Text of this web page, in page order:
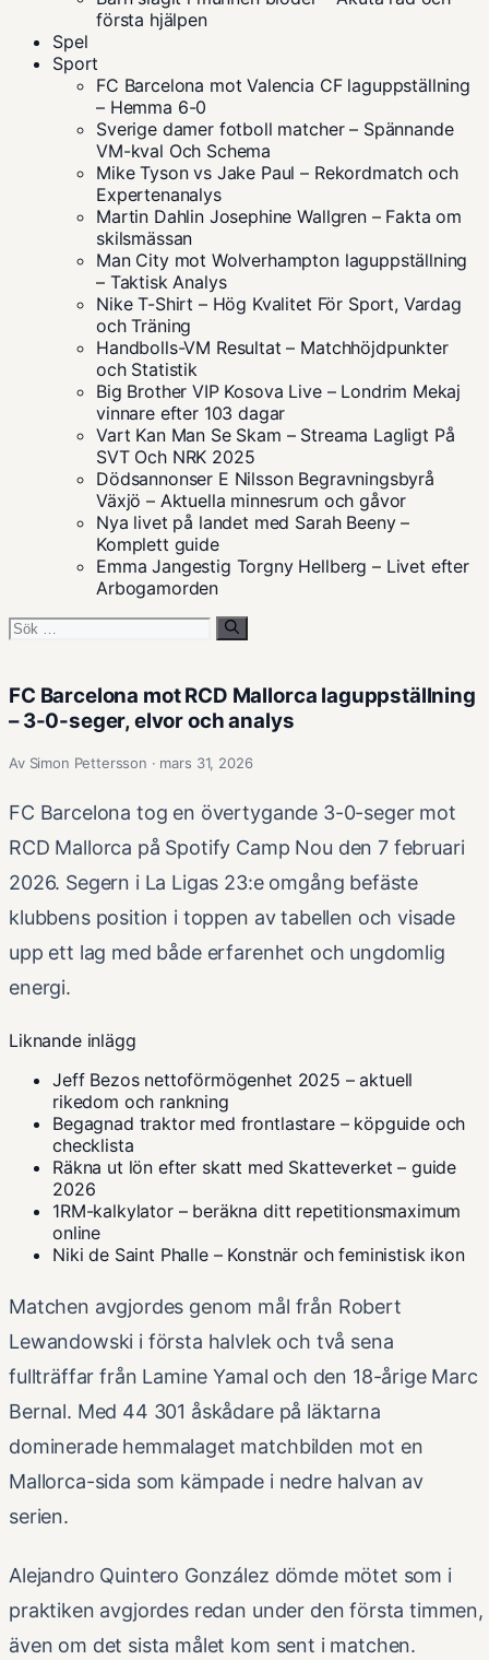
första hjälpen
Spel
Sport
FC Barcelona mot Valencia CF laguppställning
– Hemma 6-0
Sverige damer fotboll matcher – Spännande
VM-kval Och Schema
Mike Tyson vs Jake Paul – Rekordmatch och
Expertenanalys
Martin Dahlin Josephine Wallgren – Fakta om
skilsmässan
Man City mot Wolverhampton laguppställning
– Taktisk Analys
Nike T-Shirt – Hög Kvalitet För Sport, Vardag
och Träning
Handbolls-VM Resultat – Matchhöjdpunkter
och Statistik
Big Brother VIP Kosova Live – Londrim Mekaj
vinnare efter 103 dagar
Vart Kan Man Se Skam – Streama Lagligt På
SVT Och NRK 2025
Dödsannonser E Nilsson Begravningsbyrå
Växjö – Aktuella minnesrum och gåvor
Nya livet på landet med Sarah Beeny –
Komplett guide
Emma Jangestig Torgny Hellberg – Livet efter
Arbogamorden
Sök
FC Barcelona mot RCD Mallorca laguppställning
– 3-0-seger, elvor och analys
Av Simon Pettersson · mars 31, 2026
FC Barcelona tog en övertygande 3-0-seger mot
RCD Mallorca på Spotify Camp Nou den 7 februari
2026. Segern i La Ligas 23:e omgång befäste
klubbens position i toppen av tabellen och visade
upp ett lag med både erfarenhet och ungdomlig
energi.
Liknande inlägg
Jeff Bezos nettoförmögenhet 2025 – aktuell
rikedom och rankning
Begagnad traktor med frontlastare – köpguide och
checklista
Räkna ut lön efter skatt med Skatteverket – guide
2026
1RM-kalkylator – beräkna ditt repetitionsmaximum
online
Niki de Saint Phalle – Konstnär och feministisk ikon
Matchen avgjordes genom mål från Robert
Lewandowski i första halvlek och två sena
fullträffar från Lamine Yamal och den 18-årige Marc
Bernal. Med 44 301 åskådare på läktarna
dominerade hemmalaget matchbilden mot en
Mallorca-sida som kämpade i nedre halvan av
serien.
Alejandro Quintero González dömde mötet som i
praktiken avgjordes redan under den första timmen,
även om det sista målet kom sent i matchen.